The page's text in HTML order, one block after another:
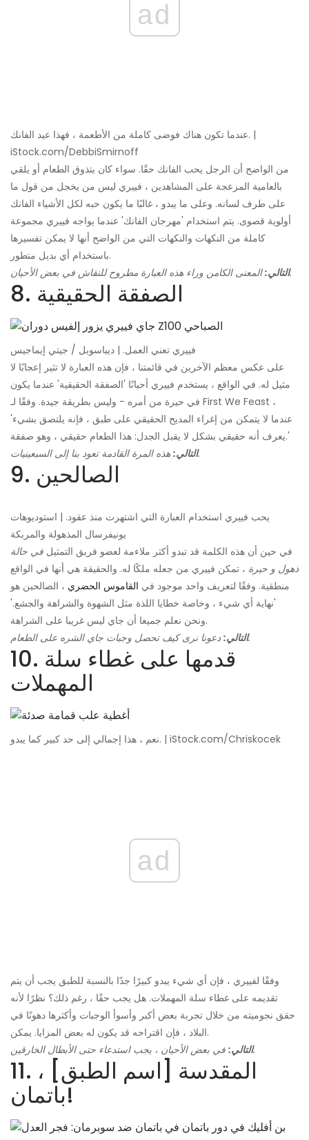
ad
عندما تكون هناك فوضى كاملة من الأطعمة ، فهذا عيد الفانك. |
iStock.com/DebbiSmirnoff
من الواضح أن الرجل يحب الفانك حقًا. سواء كان يتذوق الطعام أو يلقي
بالعامية المزعجة على المشاهدين ، فييري ليس من يخجل من قول ما
على طرف لسانه. وعلى ما يبدو ، غالبًا ما يكون حبه لكل الأشياء الفانك
أولوية قصوى. يتم استخدام 'مهرجان الفانك' عندما يواجه فييري مجموعة
كاملة من النكهات والنكهات التي من الواضح أنها لا يمكن تفسيرها
باستخدام أي بديل متطور.
التالي:المعنى الكامن وراء هذه العبارة مطروح للنقاش في بعض الأحيان.
8. الصفقة الحقيقية
فييري تعني العمل. | ديباسوبل / جيتي إيماجيس
على عكس معظم الآخرين في قائمتنا ، فإن هذه العبارة لا تثير إعجابًا لا
مثيل له. في الواقع ، يستخدم فييري أحيانًا 'الصفقة الحقيقية' عندما يكون
في حيرة من أمره - وليس بطريقة جيدة. وفقًا لـ First We Feast ،
'عندما لا يتمكن من إغراء المديح الحقيقي على طبق ، فإنه يلتصق بشيء
يعرف أنه حقيقي بشكل لا يقبل الجدل: هذا الطعام حقيقي ، وهو صفقة.'
التالي:هذه المرة القادمة تعود بنا إلى السبعينيات.
9. الصالحين
يحب فييري استخدام العبارة التي اشتهرت منذ عقود. | استوديوهات
يونيفرسال المذهولة والمربكة
في حين أن هذه الكلمة قد تبدو أكثر ملاءمة لعضو فريق التمثيل في حالة
ذهول و حيرة ، تمكن فييري من جعله ملكًا له. والحقيقة هي أنها في الواقع
منطقية. وفقًا لتعريف واحد موجود في القاموس الحضري ، الصالحين هو
'نهاية أي شيء ، وخاصة خطايا اللذة مثل الشهوة والشراهة والجشع.'
ونحن نعلم جميعا أن جاي ليس غريبا على الشراهة.
التالي:دعونا نرى كيف تحصل وجبات جاي الشره على الطعام.
10. قدمها على غطاء سلة
المهملات
نعم ، هذا إجمالي إلى حد كبير كما يبدو. | iStock.com/Chriskocek
ad
وفقًا لفييري ، فإن أي شيء يبدو كبيرًا جدًا بالنسبة للطبق يجب أن يتم
تقديمه على غطاء سلة المهملات. هل يجب حقًا ، رغم ذلك؟ نظرًا لأنه
حقق نجوميته من خلال تجربة بعض أكبر وأسوأ الوجبات وأكثرها دهونًا في
البلاد ، فإن اقتراحه قد يكون له بعض المزايا. يمكن.
التالي:في بعض الأحيان ، يجب استدعاء حتى الأبطال الخارقين.
11. المقدسة [اسم الطبق] ،
باتمان!